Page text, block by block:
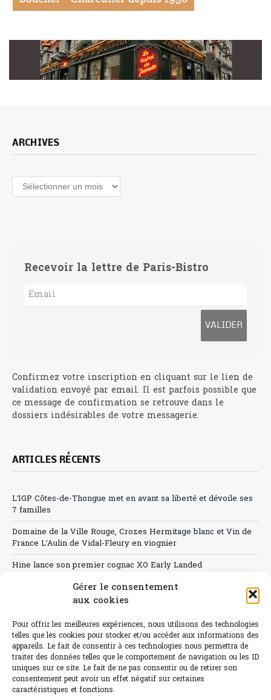
Gérer le consentement
aux cookies
Pour offrir les meilleures expériences, nous utilisons des technologies
telles que les cookies pour stocker et/ou accéder aux informations des
appareils. Le fait de consentir à ces technologies nous permettra de
traiter des données telles que le comportement de navigation ou les ID
uniques sur ce site. Le fait de ne pas consentir ou de retirer son
consentement peut avoir un effet négatif sur certaines
caractéristiques et fonctions.
ARCHIVES
Archives
Recevoir la lettre de Paris-Bistro
Confirmez votre inscription en cliquant sur le lien de
validation envoyé par email. Il est parfois possible que
ce message de confirmation se retrouve dans le
dossiers indésirables de votre messagerie.
ARTICLES RÉCENTS
L’IGP Côtes-de-Thongue met en avant sa liberté et dévoile ses
7 familles
Domaine de la Ville Rouge, Crozes Hermitage blanc et Vin de
France L’Aulin de Vidal-Fleury en viognier
Hine lance son premier cognac XO Early Landed
Canicule : A quand le CHR à « l’heure espagnole » ?
Sélection de rosés 2026
L'abus d'alcool est dangereux pour la santé.